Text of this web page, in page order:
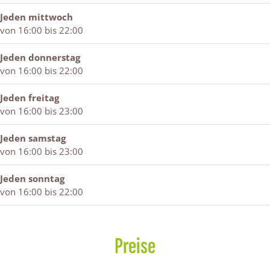
j
k
s
w
i
j
k
r
s
w
i
j
k
w
j
k
e
r
s
w
i
j
i
z
z
a
W
i
n
t
r
s
j
P
i
z
z
a
W
i
n
e
r
i
z
z
a
W
i
n
t
e
s
w
k
Jeden mittwoch
von 16:00 bis 22:00
Jeden donnerstag
von 16:00 bis 22:00
Jeden freitag
von 16:00 bis 23:00
Jeden samstag
von 16:00 bis 23:00
Jeden sonntag
von 16:00 bis 22:00
Preise